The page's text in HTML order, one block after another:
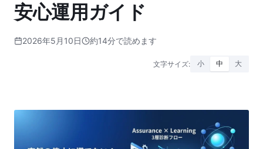
安心運用ガイド
2026年5月10日 約14分で読めます
文字サイズ: 小 中 大